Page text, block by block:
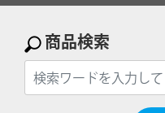
商品検索